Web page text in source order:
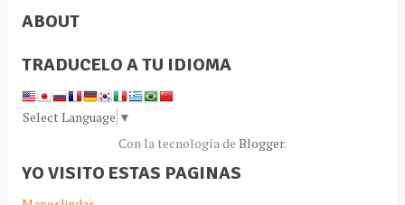
ABOUT
TRADUCELO A TU IDIOMA
Select Language ▼
Con la tecnología de Blogger.
YO VISITO ESTAS PAGINAS